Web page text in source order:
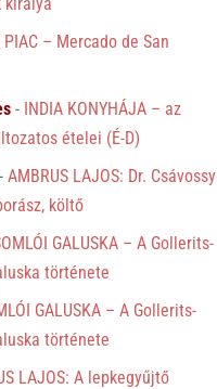
PIAC – Mercado de San
- INDIA KONYHÁJA – az
ételei (É-D)
-AMBRUS LAJOS: Dr. Csávossy
költő
GALUSKA – A Gollerits-
története
GALUSKA – A Gollerits-
története
LAJOS: A lepkegyűjtő